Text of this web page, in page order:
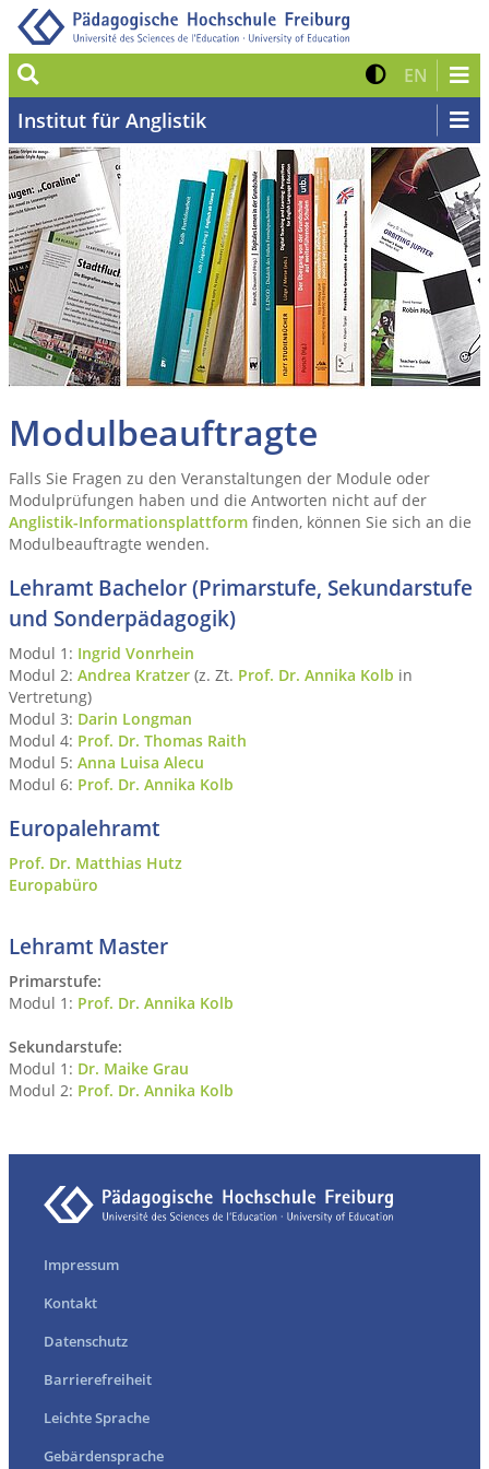
Suche Kontrast
EN Zur
Institut für Anglistik
Modulbeauftragte
Falls Sie Fragen zu den Veranstaltungen der Module oder
Modulprüfungen haben und die Antworten nicht auf der
Anglistik-Informationsplattform finden, können Sie sich an die
Modulbeauftragte wenden.
Lehramt Bachelor (Primarstufe, Sekundarstufe
und Sonderpädagogik)
Modul 1: Ingrid Vonrhein
Modul 2: Andrea Kratzer (z. Zt. Prof. Dr. Annika Kolb in
Vertretung)
Modul 3: Darin Longman
Modul 4: Prof. Dr. Thomas Raith
Modul 5: Anna Luisa Alecu
Modul 6: Prof. Dr. Annika Kolb
Europalehramt
Prof. Dr. Matthias Hutz
Europabüro
Lehramt Master
Primarstufe:
Modul 1: Prof. Dr. Annika Kolb
Sekundarstufe:
Modul 1: Dr. Maike Grau
Modul 2: Prof. Dr. Annika Kolb
Impressum
Kontakt
Datenschutz
Barrierefreiheit
Leichte Sprache
Gebärdensprache